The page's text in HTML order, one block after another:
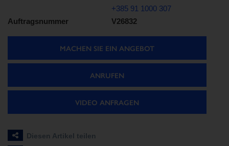
+385 91 1000 307
Auftragsnummer
V26832
MACHEN SIE EIN ANGEBOT
ANRUFEN
VIDEO ANFRAGEN
Diesen Artikel teilen